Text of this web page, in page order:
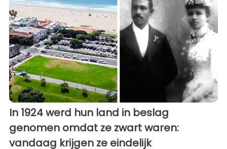
In 1924 werd hun land in beslag
genomen omdat ze zwart waren:
vandaag krijgen ze eindelijk